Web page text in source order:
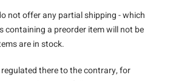
not offer any partial shipping - which
containing a preorder item will not be
are in stock.
there to the contrary, for